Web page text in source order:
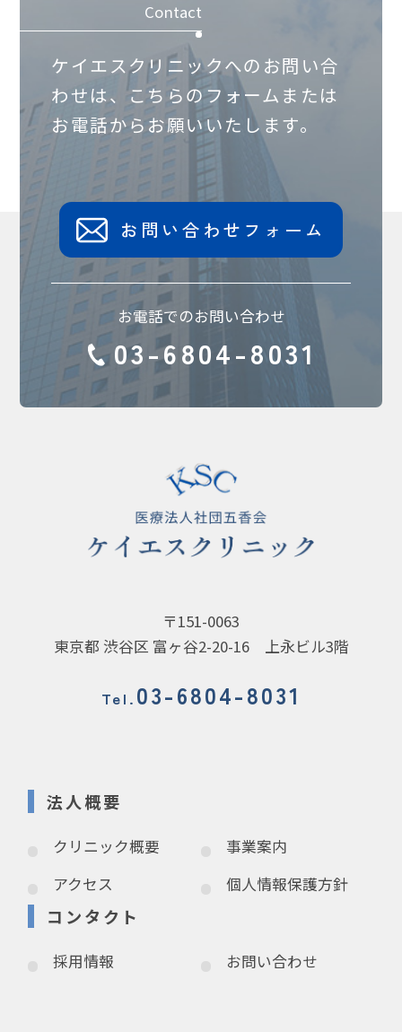
Contact
ケイエスクリニックへのお問い合
わせは、こちらのフォームまたは
お電話からお願いいたします。
お問い合わせフォーム
お電話でのお問い合わせ
03-6804-8031
〒151-0063
東京都 渋谷区 富ヶ谷2-20-16 上永ビル3階
Tel. 03-6804-8031
法人概要
クリニック概要
事業案内
アクセス
個人情報保護方針
コンタクト
採用情報 お問い合わせ